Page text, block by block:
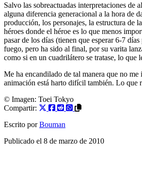
Salvo las sobreactuadas interpretaciones
alguna diferencia generacional a la hora de
producción, los personajes, la estructura de
héroes donde el héroe es lo que menos
pasar de los días (tienen que esperar 6-7
fuego, pero ha sido al final, por su varita
como si en un cuadrilátero se tratase, lo que
Me ha encandilado de tal manera que no
animación está harto difícil también. Lo que
© Imagen: Toei Tokyo
Compartir:
Escrito por Bouman
Publicado el 8 de marzo de 2010